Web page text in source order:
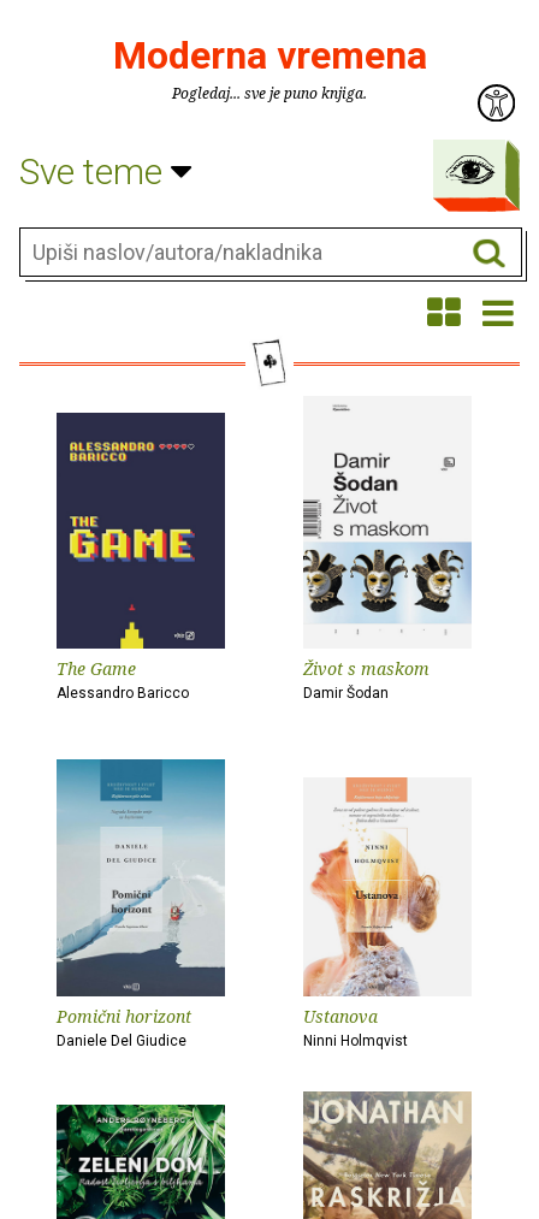
Moderna vremena
Pogledaj... sve je puno knjiga.
Sve teme
The Game
Alessandro Baricco
Život s maskom
Damir Šodan
Pomični horizont
Daniele Del Giudice
Ustanova
Ninni Holmqvist